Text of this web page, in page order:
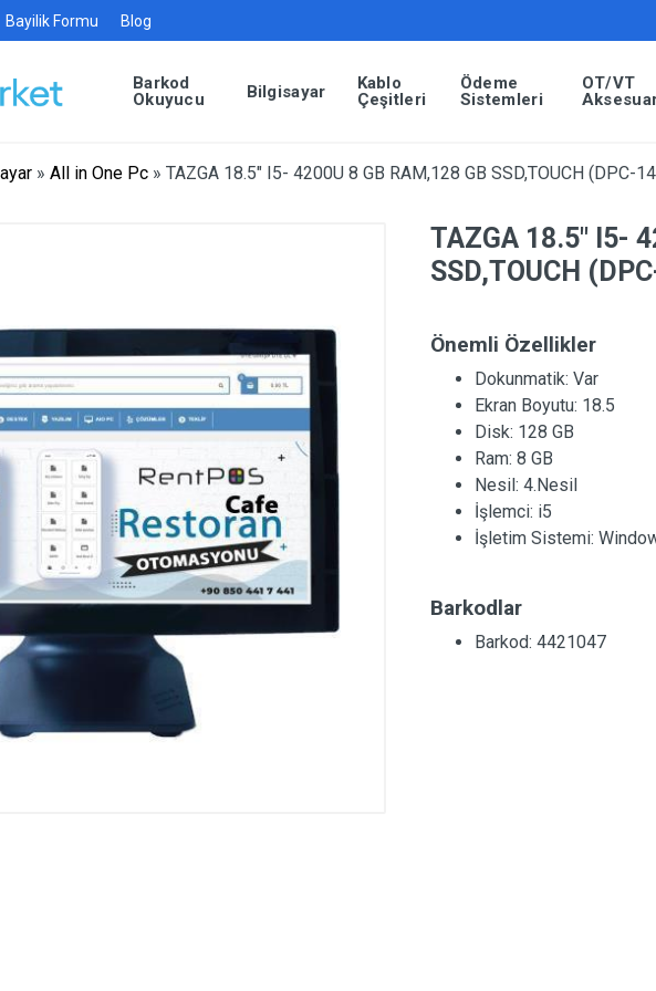
Bayilik Formu Blog
Barkod
Okuyucu
Bilgisayar
Kablo
Çeşitleri
Ödeme
Sistemleri
OT/VT
» All in One Pc » TAZGA 18.5″ I5- 4200U 8 GB RAM,128 GB SSD,TOUCH (DPC-
TAZGA 18.5″ I5-
SSD,TOUCH
Önemli Özellikler
Dokunmatik: Var
Ekran Boyutu: 18.5
Disk: 128 GB
Ram: 8 GB
Nesil: 4.Nesil
İşlemci: i5
İşletim Sistemi:
Barkodlar
Barkod: 4421047